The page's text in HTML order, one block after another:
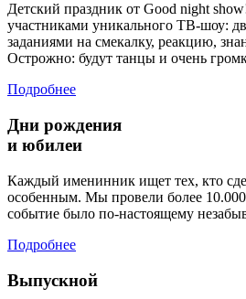
Детский праздник от Good night
участниками уникального ТВ-шоу:
заданиями на смекалку, реакцию,
Острожно: будут танцы и очень
Подробнее
Дни рождения
и юбилеи
Каждый именинник ищет тех, кто
особенным. Мы провели более
событие было по-настоящему
Подробнее
Выпускной